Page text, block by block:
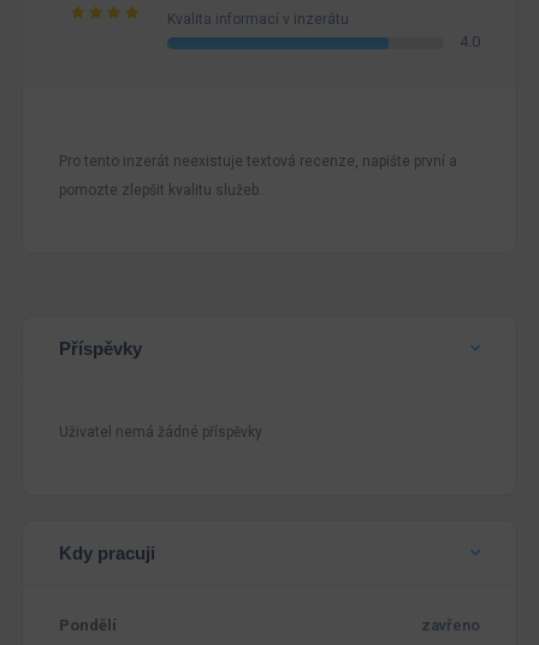
Kvalita informací v inzerátu
4.0
Pro tento inzerát neexistuje textová recenze, napište první a
pomozte zlepšit kvalitu služeb.
Příspěvky
Uživatel nemá žádné příspěvky
Kdy pracuji
Pondělí zavřeno